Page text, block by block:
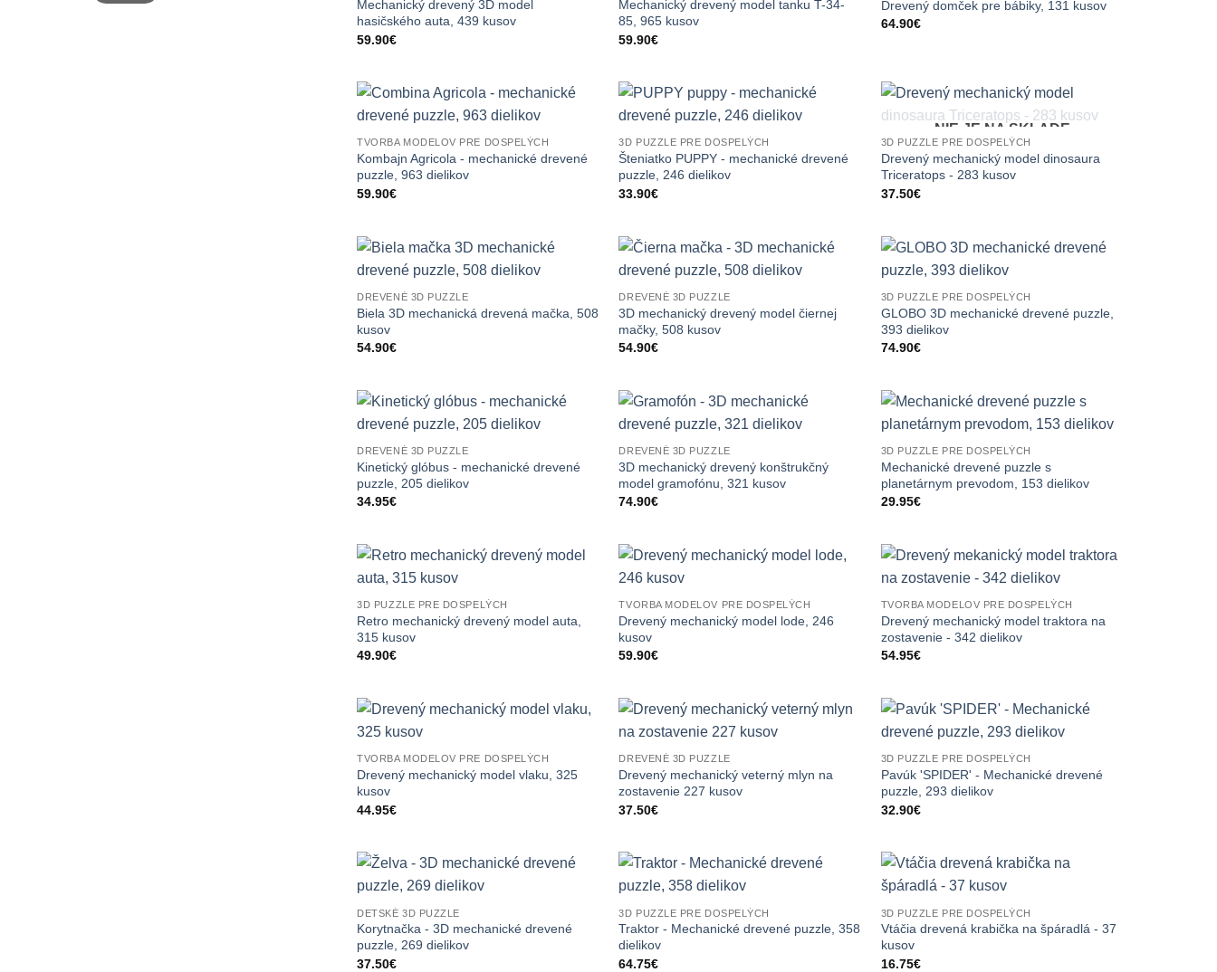
Mechanický drevený 3D model
hasičského auta, 439 kusov
59.90€
Mechanický drevený model tanku T-34-
85, 965 kusov
59.90€
Drevený domček pre bábiky, 131 kusov
64.90€
TVORBA MODELOV PRE DOSPELÝCH
Kombajn Agricola - mechanické drevené
puzzle, 963 dielikov
59.90€
3D PUZZLE PRE DOSPELÝCH
Šteniatko PUPPY - mechanické drevené
puzzle, 246 dielikov
33.90€
NIE JE NA SKLADE
3D PUZZLE PRE DOSPELÝCH
Drevený mechanický model dinosaura
Triceratops - 283 kusov
37.50€
DREVENÉ 3D PUZZLE
Biela 3D mechanická drevená mačka, 508
kusov
54.90€
DREVENÉ 3D PUZZLE
3D mechanický drevený model čiernej
mačky, 508 kusov
54.90€
3D PUZZLE PRE DOSPELÝCH
GLOBO 3D mechanické drevené puzzle,
393 dielikov
74.90€
DREVENÉ 3D PUZZLE
Kinetický glóbus - mechanické drevené
puzzle, 205 dielikov
34.95€
DREVENÉ 3D PUZZLE
3D mechanický drevený konštrukčný
model gramofónu, 321 kusov
74.90€
3D PUZZLE PRE DOSPELÝCH
Mechanické drevené puzzle s
planetárnym prevodom, 153 dielikov
29.95€
3D PUZZLE PRE DOSPELÝCH
Retro mechanický drevený model auta,
315 kusov
49.90€
TVORBA MODELOV PRE DOSPELÝCH
Drevený mechanický model lode, 246
kusov
59.90€
TVORBA MODELOV PRE DOSPELÝCH
Drevený mechanický model traktora na
zostavenie - 342 dielikov
54.95€
TVORBA MODELOV PRE DOSPELÝCH
Drevený mechanický model vlaku, 325
kusov
44.95€
DREVENÉ 3D PUZZLE
Drevený mechanický veterný mlyn na
zostavenie 227 kusov
37.50€
3D PUZZLE PRE DOSPELÝCH
Pavúk 'SPIDER' - Mechanické drevené
puzzle, 293 dielikov
32.90€
DETSKÉ 3D PUZZLE
Korytnačka - 3D mechanické drevené
puzzle, 269 dielikov
37.50€
3D PUZZLE PRE DOSPELÝCH
Traktor - Mechanické drevené puzzle, 358
dielikov
64.75€
3D PUZZLE PRE DOSPELÝCH
Vtáčia drevená krabička na špáradlá - 37
kusov
16.75€